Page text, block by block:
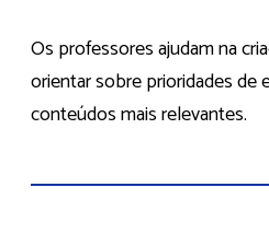
Os professores ajudam na
orientar sobre prioridades de
conteúdos mais relevantes.